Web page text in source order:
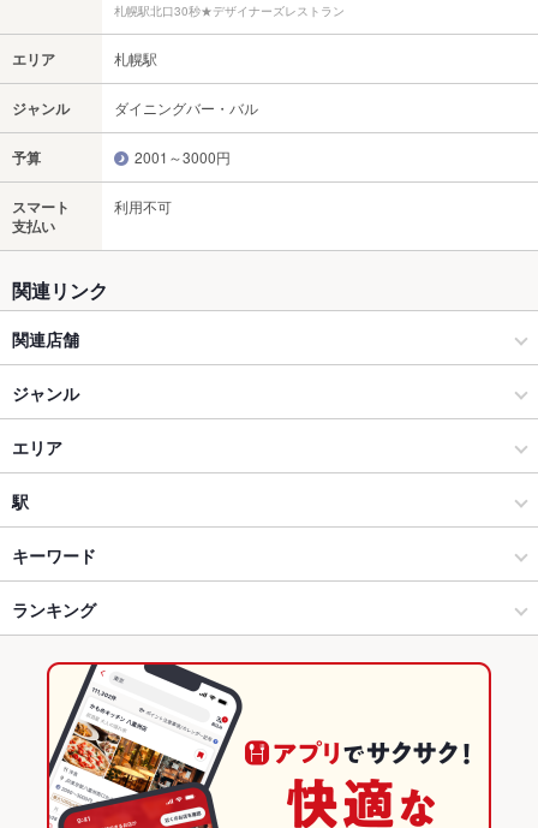
札幌駅北口30秒★デザイナーズレストラン
エリア 札幌駅
ジャンル ダイニングバー・バル
予算 2001～3000円
スマート
支払い
利用不可
関連リンク
関連店舗
Eight Ricefield Cafe&Barすすきの
ジャンル
ダイニングバー・バル
スペインバル・イタリアンバール
札幌（札幌駅・大通） × ダイニングバー・バル
札幌（札幌駅・大通） × スペインバル・イタリアンバール
札幌駅 × ダイニングバー・バル
札幌駅 × スペインバル・イタリアンバール
カフェ・スイーツ
エリア
札幌駅
札幌駅 × ダイニングバー・バル
札幌駅 × スペインバル・イタリアンバール
札幌駅 × カフェ・スイーツ
札幌駅 × カフェ
北海道
駅
大通駅
さっぽろ駅
札幌駅
キーワード
からあげ
パテ パスタ ジェノベーゼ
ペスカトーレ ピザ マルゲリータ
デザート チーズフォンデュ アヒージョ 生ハム チーズケーキ
ランキング
北海道のグルメランキング
北海道のダイニングバー・バルランキング
北海道のスペインバル・イタリアンバールランキング